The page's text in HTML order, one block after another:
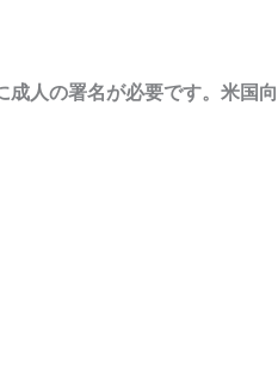
人の署名が必要です。米国